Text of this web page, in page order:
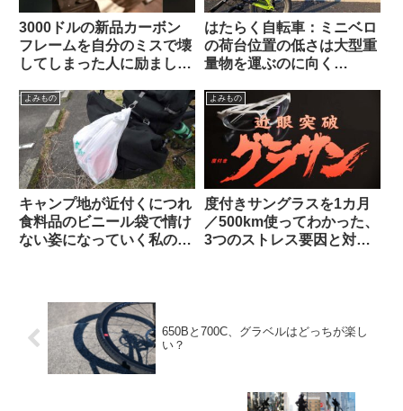
3000ドルの新品カーボン
フレームを自分のミスで壊
してしまった人に励ましの
板から）
はたらく自転車：ミニベロ
の荷台位置の低さは大型重
量物を運ぶのに向く
ク運んでみた
よみもの
キャンプ地が近付くにつれ
食料品のビニール袋で情け
ない姿になっていく私の愛
よみもの
度付きサングラスを1カ月
／500km使ってわかった、
3つのストレス要因と対策
650Bと700C、グラベルはどっちが楽し
い？